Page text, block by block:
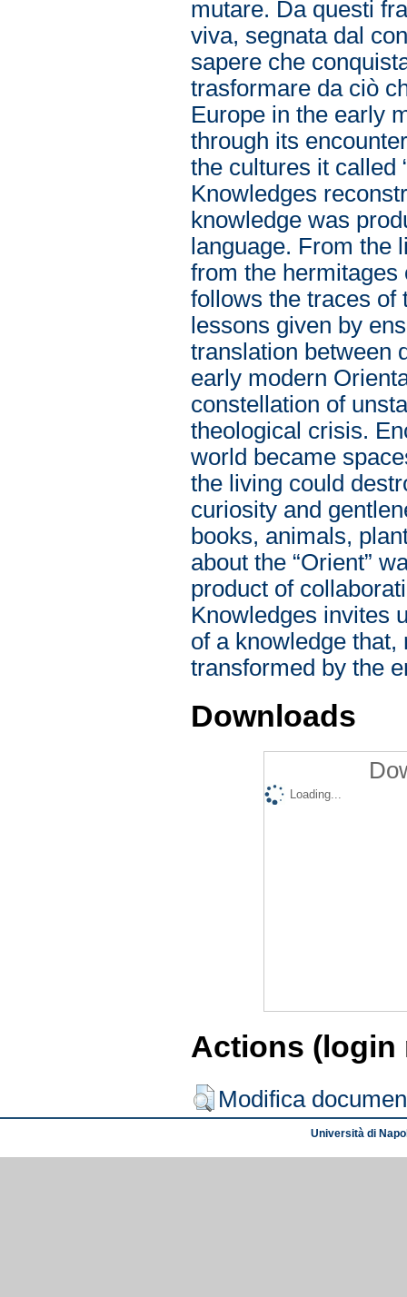
mutare. Da questi
viva, segnata dal
sapere che
trasformare da ciò
Europe in the early
through its
the cultures it called
Knowledges
knowledge was
language. From the
from the hermitages
follows the traces of
lessons given by
translation between
early modern
constellation of
theological crisis.
world became
the living could
curiosity and
books, animals,
about the “Orient”
product of
Knowledges invites
of a knowledge
transformed by the
Downloads
Loading...
Actions (login
Modifica
Università di